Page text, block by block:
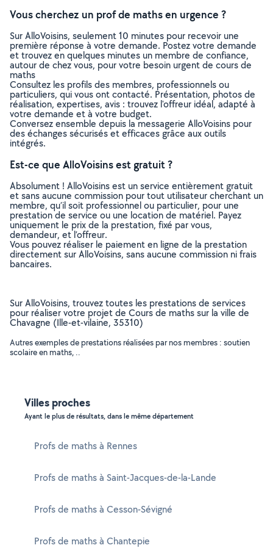
Vous cherchez un prof de maths en urgence ?
Sur AlloVoisins, seulement 10 minutes pour recevoir une
première réponse à votre demande. Postez votre demande
et trouvez en quelques minutes un membre de confiance,
autour de chez vous, pour votre besoin urgent de cours de
maths
Consultez les profils des membres, professionnels ou
particuliers, qui vous ont contacté. Présentation, photos de
réalisation, expertises, avis : trouvez l'offreur idéal, adapté à
votre demande et à votre budget.
Conversez ensemble depuis la messagerie AlloVoisins pour
des échanges sécurisés et efficaces grâce aux outils
intégrés.
Est-ce que AlloVoisins est gratuit ?
Absolument ! AlloVoisins est un service entièrement gratuit
et sans aucune commission pour tout utilisateur cherchant un
membre, qu’il soit professionnel ou particulier, pour une
prestation de service ou une location de matériel. Payez
uniquement le prix de la prestation, fixé par vous,
demandeur, et l’offreur.
Vous pouvez réaliser le paiement en ligne de la prestation
directement sur AlloVoisins, sans aucune commission ni frais
bancaires.
Sur AlloVoisins, trouvez toutes les prestations de services
pour réaliser votre projet de Cours de maths sur la ville de
Chavagne (Ille-et-vilaine, 35310)
Autres exemples de prestations réalisées par nos membres : soutien
scolaire en maths, ..
Villes proches
Ayant le plus de résultats, dans le même département
Profs de maths à Rennes
Profs de maths à Saint-Jacques-de-la-Lande
Profs de maths à Cesson-Sévigné
Profs de maths à Chantepie